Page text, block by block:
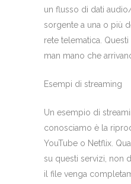
un flusso di dati
sorgente a una o più
rete telematica.
man mano che
Esempi di streaming
Un esempio di
conosciamo è la
YouTube o Netflix.
su questi servizi, non
il file venga